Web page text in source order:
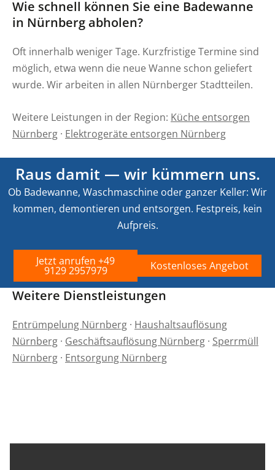
Wie schnell können Sie eine Badewanne
in Nürnberg abholen?
Oft innerhalb weniger Tage. Kurzfristige Termine sind
möglich, etwa wenn die neue Wanne schon geliefert
wurde. Wir arbeiten in allen Nürnberger Stadtteilen.
Weitere Leistungen in der Region: Küche entsorgen
Nürnberg · Elektrogeräte entsorgen Nürnberg
Raus damit — wir kümmern uns.
Ob Badewanne, Waschmaschine oder ganzer Keller: Wir
kommen, demontieren und entsorgen. Festpreis, kein
Aufpreis.
Jetzt anrufen +49
9129 2957979 Kostenloses Angebot
Weitere Dienstleistungen
Entrümpelung Nürnberg · Haushaltsauflösung
Nürnberg · Geschäftsauflösung Nürnberg · Sperrmüll
Nürnberg · Entsorgung Nürnberg